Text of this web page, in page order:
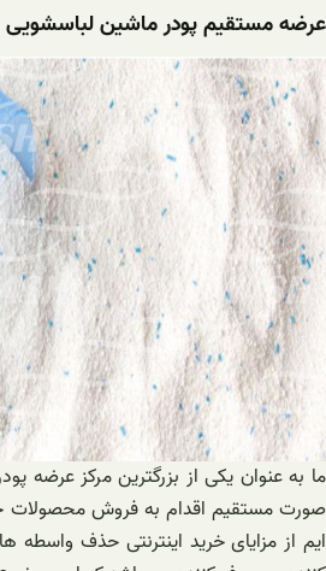
عرضه مستقیم پودر ماشین
ما به عنوان یکی از بزرگترین مرکز عرضه
صورت مستقیم اقدام به فروش محصولات
ایم از مزایای خرید اینترنتی حذف واسطه